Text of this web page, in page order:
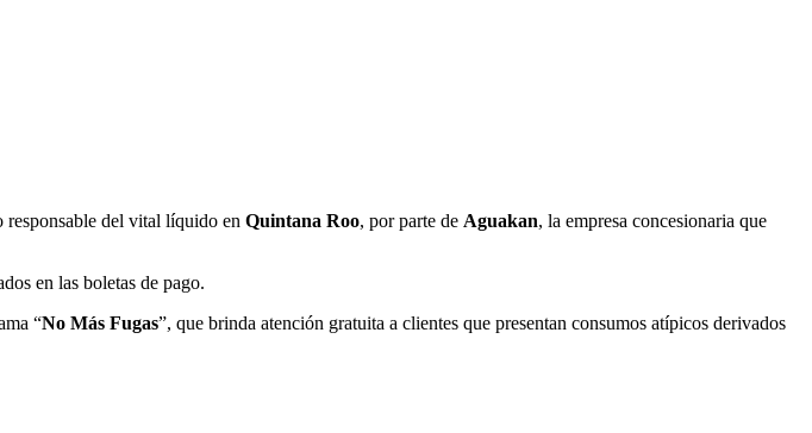
del vital líquido en Quintana Roo, por parte de Aguakan, la empresa concesionaria que
en las boletas de pago.
“No Más Fugas”, que brinda atención gratuita a clientes que presentan consumos atípicos derivados